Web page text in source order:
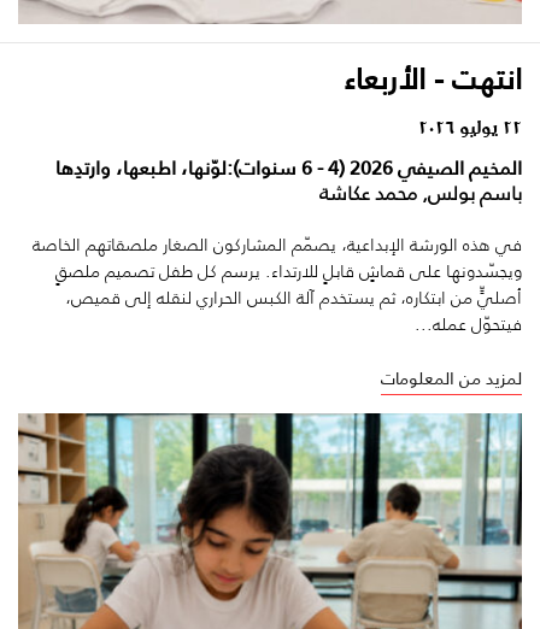
انتهت - الأربعاء
٢٢ يوليو ٢٠٢٦
المخيم الصيفي 2026 (4 - 6 سنوات):لوّنها، اطبعها، وارتدِها
باسم بولس, محمد عكاشة
في هذه الورشة الإبداعية، يصمّم المشاركون الصغار ملصقاتهم الخاصة
ويجسّدونها على قماشٍ قابلٍ للارتداء. يرسم كل طفل تصميم ملصقٍ
أصليٍّ من ابتكاره، ثم يستخدم آلة الكبس الحراري لنقله إلى قميص،
فيتحوّل عمله...
لمزيد من المعلومات